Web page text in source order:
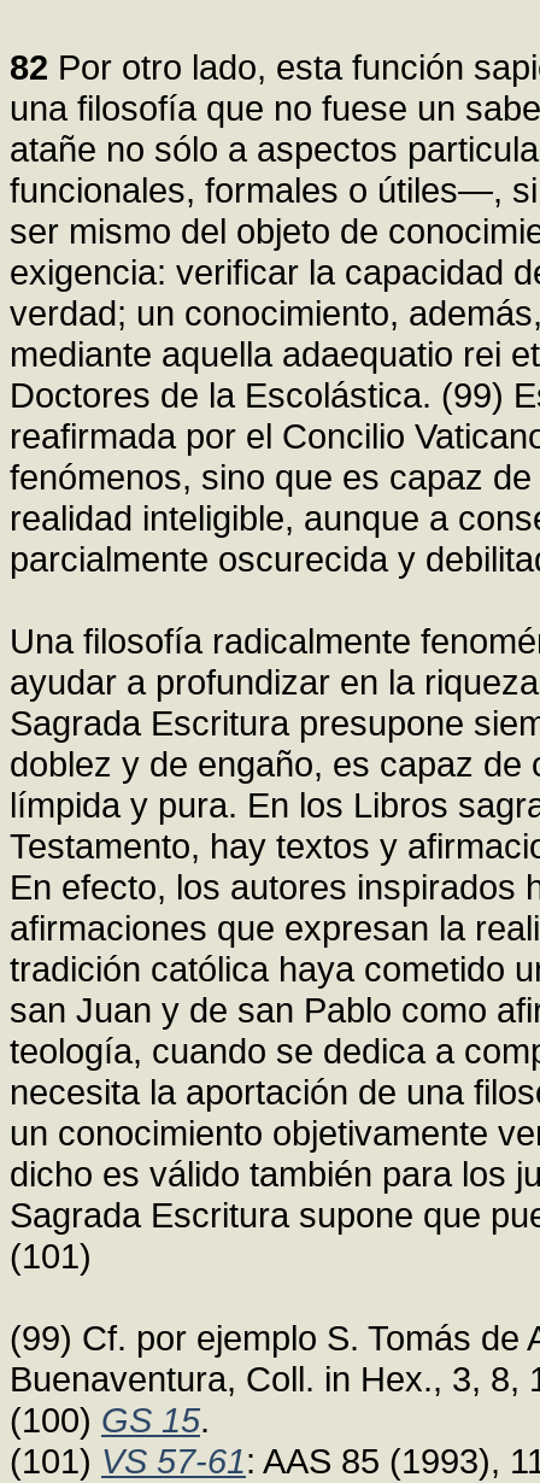
82 Por otro lado, esta función
una filosofía que no fuese un
atañe no sólo a aspectos
funcionales, formales o útiles—,
ser mismo del objeto de
exigencia: verificar la capacidad
verdad; un conocimiento,
mediante aquella adaequatio rei
Doctores de la Escolástica. (99)
reafirmada por el Concilio
fenómenos, sino que es capaz
realidad inteligible, aunque a
parcialmente oscurecida y
Una filosofía radicalmente
ayudar a profundizar en la
Sagrada Escritura presupone
doblez y de engaño, es capaz
límpida y pura. En los Libros
Testamento, hay textos y
En efecto, los autores inspirados
afirmaciones que expresan la
tradición católica haya cometido
san Juan y de san Pablo como
teología, cuando se dedica a
necesita la aportación de una
un conocimiento objetivamente
dicho es válido también para los
Sagrada Escritura supone que
(101)
(99) Cf. por ejemplo S. Tomás de
Buenaventura, Coll. in Hex., 3, 8,
(100) GS 15.
(101) VS 57-61: AAS 85 (1993),